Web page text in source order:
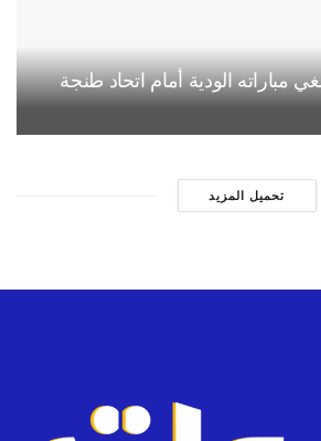
مباراته الودية أمام اتحاد طنجة
تحميل المزيد